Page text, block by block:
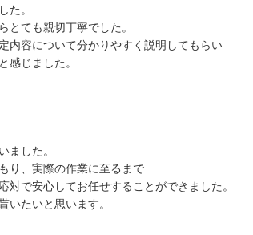
た。
とても親切丁寧でした。
内容について分かりやすく説明してもらい
感じました。
ました。
り、実際の作業に至るまで
対で安心してお任せすることができました。
いたいと思います。